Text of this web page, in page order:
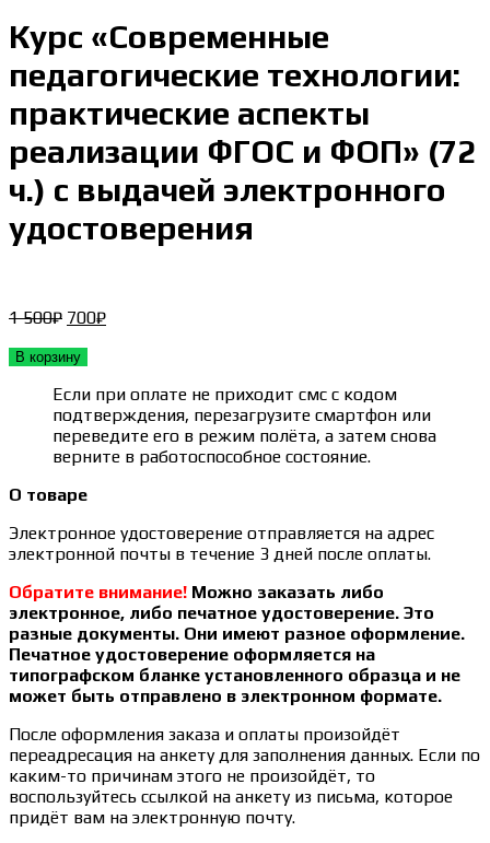
Курс «Современные
педагогические технологии:
практические аспекты
реализации ФГОС и ФОП» (72
ч.) с выдачей электронного
удостоверения
1 500₽ Первоначальная
составляла
700₽Текущая
В корзину
Если при оплате не приходит смс с кодом
подтверждения, перезагрузите смартфон или
переведите его в режим полёта, а затем снова
верните в работоспособное состояние.
О товаре
Электронное удостоверение отправляется на адрес
электронной почты в течение 3 дней после оплаты.
Обратите внимание! Можно заказать либо
электронное, либо печатное удостоверение. Это
разные документы. Они имеют разное оформление.
Печатное удостоверение оформляется на
типографском бланке установленного образца и не
может быть отправлено в электронном формате.
После оформления заказа и оплаты произойдёт
переадресация на анкету для заполнения данных. Если по
каким-то причинам этого не произойдёт, то
воспользуйтесь ссылкой на анкету из письма, которое
придёт вам на электронную почту.